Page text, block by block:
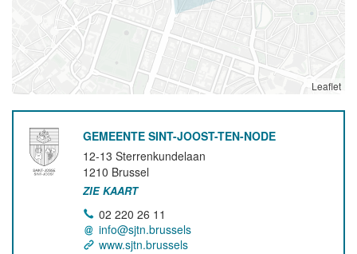
Leaflet
GEMEENTE SINT-JOOST-TEN-NODE
12-13 Sterrenkundelaan
1210 Brussel
ZIE KAART
02 220 26 11
info@sjtn.brussels
www.sjtn.brussels